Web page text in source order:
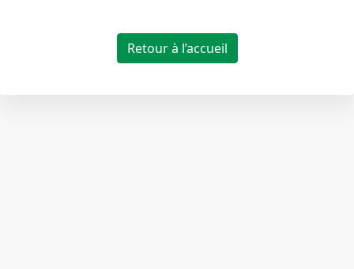
Retour à l’accueil